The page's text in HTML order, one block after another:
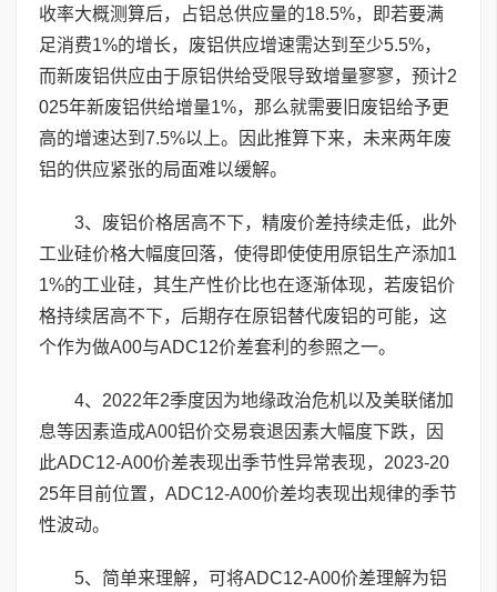
收率大概测算后，占铝总供应量的18.5%，即若要满
足消费1%的增长，废铝供应增速需达到至少5.5%，
而新废铝供应由于原铝供给受限导致增量寥寥，预计2
025年新废铝供给增量1%，那么就需要旧废铝给予更
高的增速达到7.5%以上。因此推算下来，未来两年废
铝的供应紧张的局面难以缓解。
3、废铝价格居高不下，精废价差持续走低，此外
工业硅价格大幅度回落，使得即使使用原铝生产添加1
1%的工业硅，其生产性价比也在逐渐体现，若废铝价
格持续居高不下，后期存在原铝替代废铝的可能，这
个作为做A00与ADC12价差套利的参照之一。
4、2022年2季度因为地缘政治危机以及美联储加
息等因素造成A00铝价交易衰退因素大幅度下跌，因
此ADC12-A00价差表现出季节性异常表现，2023-20
25年目前位置，ADC12-A00价差均表现出规律的季节
性波动。
5、简单来理解，可将ADC12-A00价差理解为铝